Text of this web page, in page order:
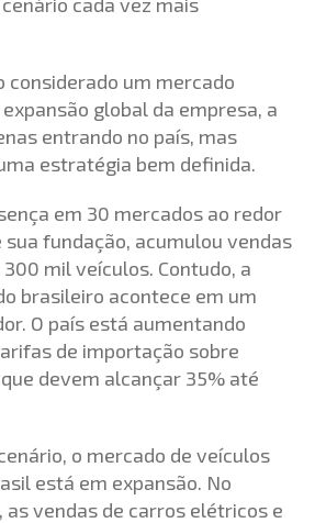
considerado um mercado
global da empresa, a
entrando no país, mas
estratégia bem definida.
em 30 mercados ao redor
sua fundação, acumulou vendas
mil veículos. Contudo, a
brasileiro acontece em um
O país está aumentando
de importação sobre
devem alcançar 35% até
o mercado de veículos
está em expansão. No
as vendas de carros elétricos e